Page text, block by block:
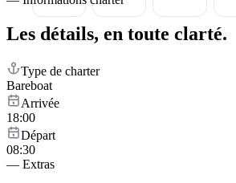
Les détails, en toute clarté.
Type de charter
Bareboat
Arrivée
18:00
Départ
08:30
— Extras